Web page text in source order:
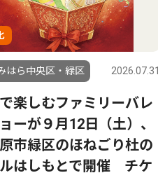
はら中央区・緑区 2026.07.31
楽しむファミリーバレ
ーが９月12日（土）、
市緑区のほねごり杜の
はしもとで開催 チケ